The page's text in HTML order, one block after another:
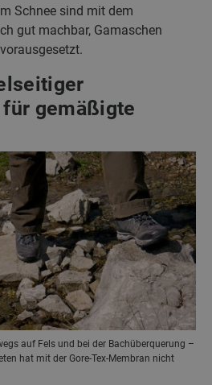
Schnee sind mit dem
gut machbar, Gamaschen
gemäßigte
auf Fels und bei der Bachüberquerung –
hat mit der Gore-Tex-Membran nicht